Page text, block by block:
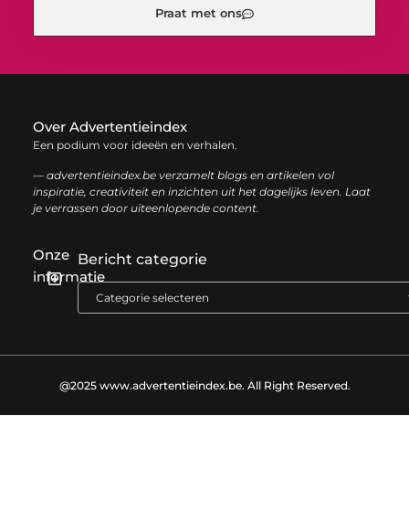
Praat met ons
Over Advertentieindex
Een podium voor ideeën en verhalen.
— advertentieindex.be verzamelt blogs en artikelen vol
inspiratie, creativiteit en inzichten uit het dagelijks leven. Laat
je verrassen door uiteenlopende content.
Onze
informatie
Bericht categorie
@2025 www.advertentieindex.be. All Right Reserved.​